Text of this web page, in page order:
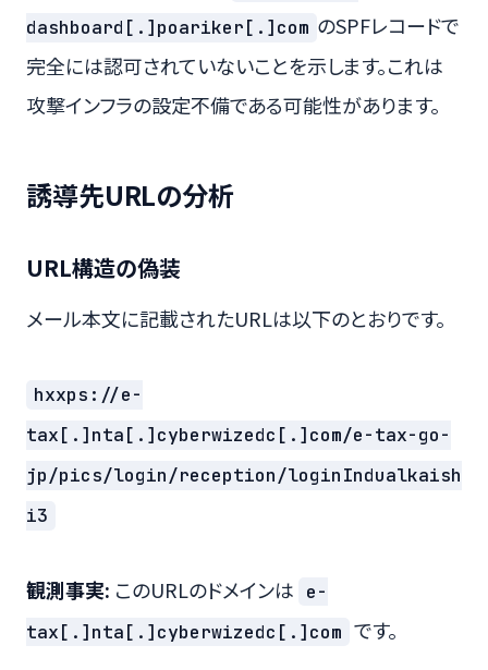
dashboard[.]poariker[.]com のSPFレコードで
完全には認可されていないことを示します。これは
攻撃インフラの設定不備である可能性があります。
誘導先URLの分析
URL構造の偽装
メール本文に記載されたURLは以下のとおりです。
hxxps://e-
tax[.]nta[.]cyberwizedc[.]com/e-tax-go-
jp/pics/login/reception/loginIndualkaish
i3
観測事実: このURLのドメインは e-
tax[.]nta[.]cyberwizedc[.]com です。